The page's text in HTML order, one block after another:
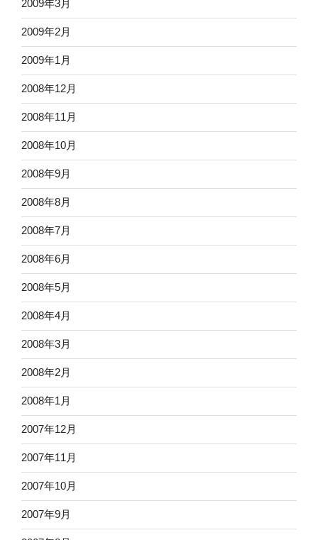
2009年3月
2009年2月
2009年1月
2008年12月
2008年11月
2008年10月
2008年9月
2008年8月
2008年7月
2008年6月
2008年5月
2008年4月
2008年3月
2008年2月
2008年1月
2007年12月
2007年11月
2007年10月
2007年9月